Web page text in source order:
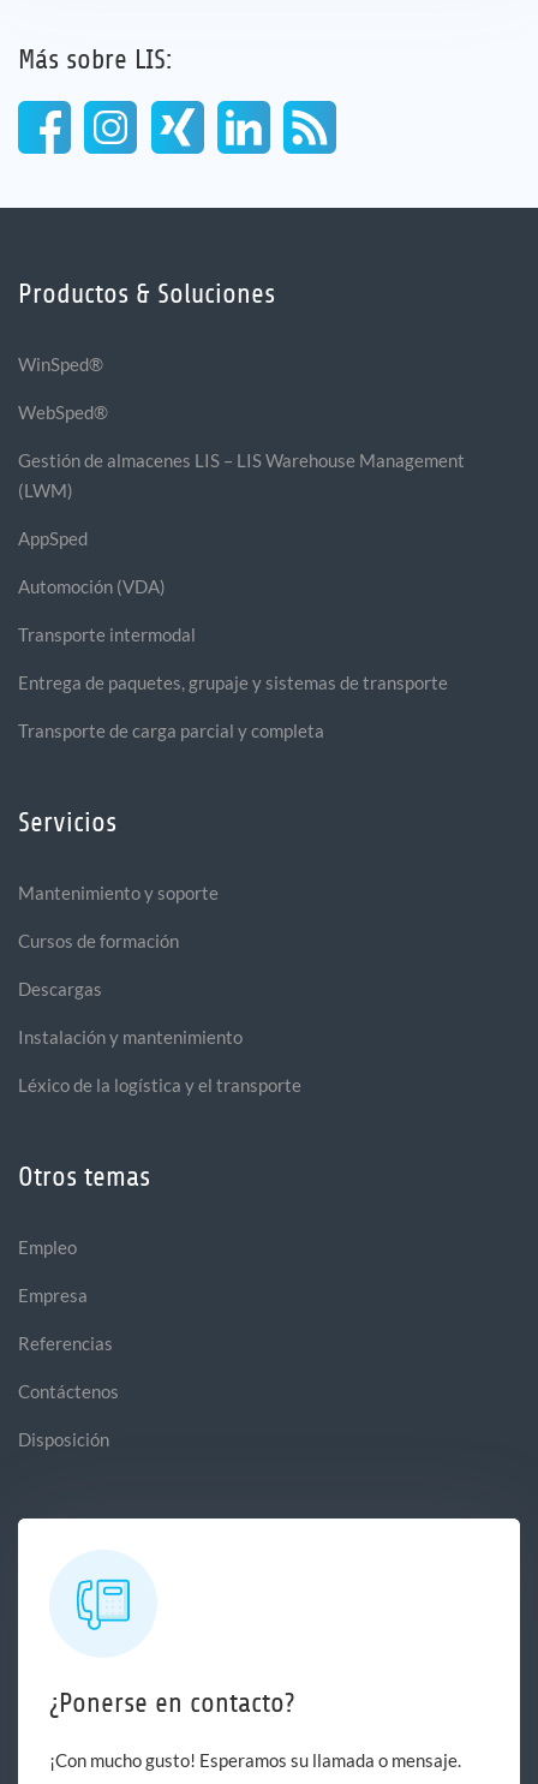
Más sobre LIS:
Productos & Soluciones
WinSped®
WebSped®
Gestión de almacenes LIS – LIS Warehouse Management
(LWM)
AppSped
Automoción (VDA)
Transporte intermodal
Entrega de paquetes, grupaje y sistemas de transporte
Transporte de carga parcial y completa
Servicios
Mantenimiento y soporte
Cursos de formación
Descargas
Instalación y mantenimiento
Léxico de la logística y el transporte
Otros temas
Empleo
Empresa
Referencias
Contáctenos
Disposición
¿Ponerse en contacto?
¡Con mucho gusto! Esperamos su llamada o mensaje.